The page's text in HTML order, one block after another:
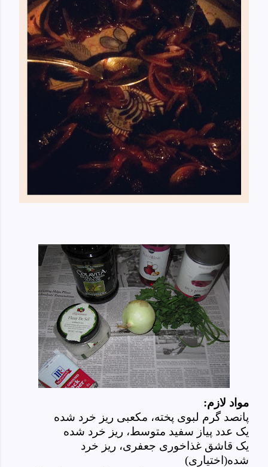
مواد لازم:
پانصد گرم لبوی پخته، مکعبی ریز خرد شده
یک عدد پیاز سفید متوسط، ریز خرد شده
یک قاشق غذاخوری جعفری، ریز خرد
شده(اختیاری)